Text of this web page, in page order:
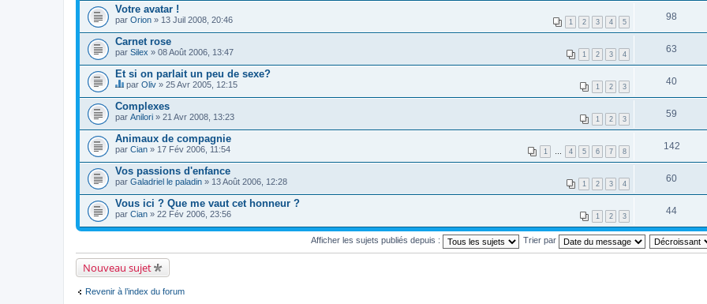
o
n
t
i
e
n
t
u
n
s
o
n
d
a
g
e
Votre avatar !
1 2 3 4 5
par Orion » 13 Juil 2008, 20:46 98
Carnet rose
1 2 3 4
par Silex » 08 Août 2006, 13:47 63
Et si on parlait un peu de sexe?
1 2 3
C
e
s
u
j
e
t
o
n
t
i
e
n
t
u
s
n
a
par Oliv » 25 Avr 2005, 12:15 40
Complexes
1 2 3
par Anilori » 21 Avr 2008, 13:23 59
Animaux de compagnie
1 4 5 6 7 8
par Cian » 17 Fév 2006, 11:54 142
Vos passions d'enfance
1 2 3 4
par Galadriel le paladin » 13 Août 2006, 12:28 60
Vous ici ? Que me vaut cet honneur ?
1 2 3
par Cian » 22 Fév 2006, 23:56 44
Afficher les sujets publiés depuis : Trier par
Nouveau sujet
Revenir à l’index du forum